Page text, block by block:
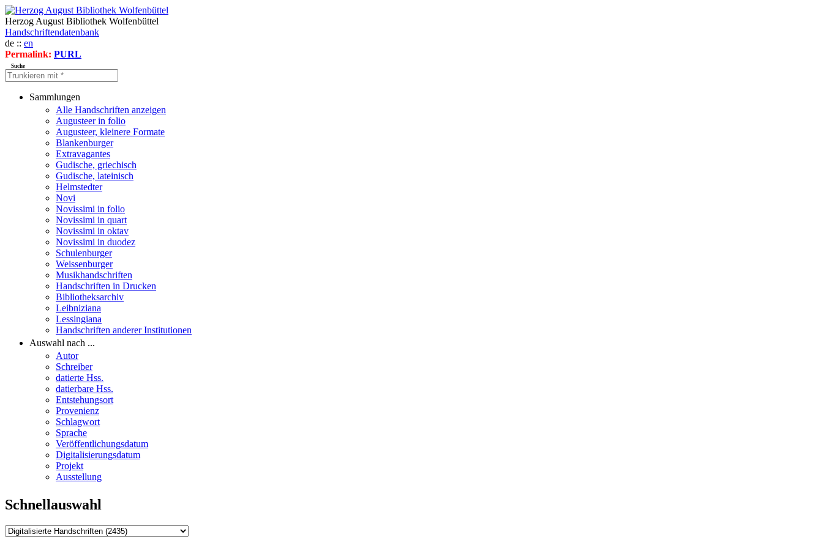
Herzog August Bibliothek Wolfenbüttel
Handschriftendatenbank
de :: en
Permalink: PURL
Suche
Sammlungen
Alle Handschriften anzeigen
Augusteer in folio
Augusteer, kleinere Formate
Blankenburger
Extravagantes
Gudische, griechisch
Gudische, lateinisch
Helmstedter
Novi
Novissimi in folio
Novissimi in quart
Novissimi in oktav
Novissimi in duodez
Schulenburger
Weissenburger
Musikhandschriften
Handschriften in Drucken
Bibliotheksarchiv
Leibniziana
Lessingiana
Handschriften anderer Institutionen
Auswahl nach ...
Autor
Schreiber
datierte Hss.
datierbare Hss.
Entstehungsort
Provenienz
Schlagwort
Sprache
Veröffentlichungsdatum
Digitalisierungsdatum
Projekt
Ausstellung
Schnellauswahl